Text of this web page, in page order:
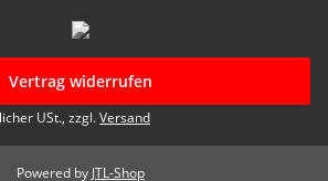
Vertrag widerrufen
USt., zzgl.Versand
Powered by JTL-Shop